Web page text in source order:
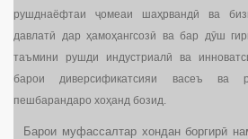
рушднаёфтаи ҷомеаи шаҳрвандӣ ва
давлатӣ дар ҳамоҳангсозӣ ва бар дӯш
таъмини рушди индустриалӣ ва
барои диверсификатсияи васеъ ва
пешбарандаро хоҳанд бозид.
Барои муфассалтар хондан боргирӣ